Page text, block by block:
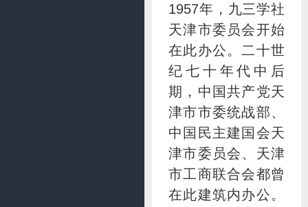
1957年，九三学社
天津市委员会开始
在此办公。二十世
纪七十年代中后
期，中国共产党天
津市市委统战部、
中国民主建国会天
津市委员会、天津
市工商联合会都曾
在此建筑内办公。